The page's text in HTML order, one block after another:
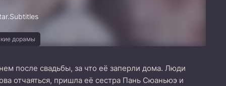
дорамы
после свадьбы, за что её заперли дома. Люди
отчаяться, пришла её сестра Пань Сюаньюэ и